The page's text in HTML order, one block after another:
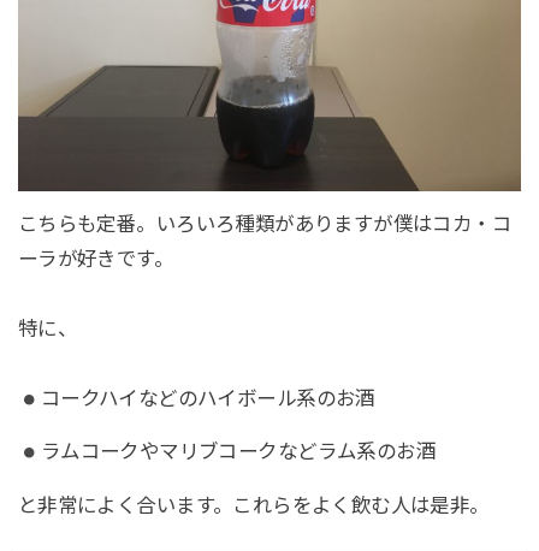
こちらも定番。いろいろ種類がありますが僕はコカ・コ
ーラが好きです。
特に、
コークハイなどのハイボール系のお酒
ラムコークやマリブコークなどラム系のお酒
と非常によく合います。これらをよく飲む人は是非。